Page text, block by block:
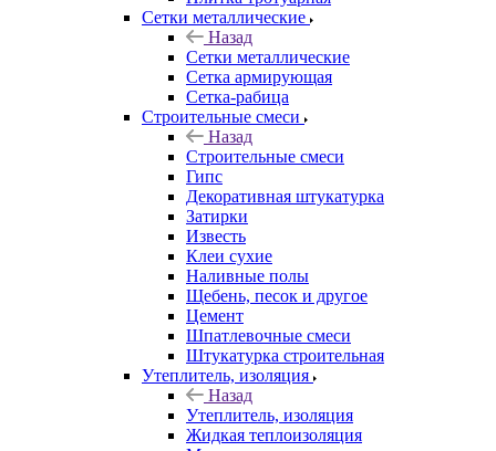
Сетки металлические
Назад
Сетки металлические
Сетка армирующая
Сетка-рабица
Строительные смеси
Назад
Строительные смеси
Гипс
Декоративная штукатурка
Затирки
Известь
Клеи сухие
Наливные полы
Щебень, песок и другое
Цемент
Шпатлевочные смеси
Штукатурка строительная
Утеплитель, изоляция
Назад
Утеплитель, изоляция
Жидкая теплоизоляция